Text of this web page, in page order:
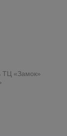
ТЦ «Замок»